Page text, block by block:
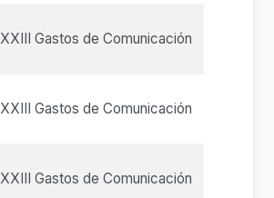
XXIII Gastos de Comunicación
XXIII Gastos de Comunicación
XXIII Gastos de Comunicación